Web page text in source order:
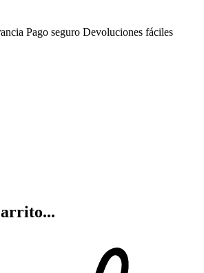
Pago seguro Devoluciones fáciles